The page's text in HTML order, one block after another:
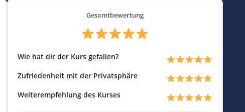
Gesamtbewertung
Wie hat dir der Kurs gefallen?
Zufriedenheit mit der Privatsphäre
Weiterempfehlung des Kurses